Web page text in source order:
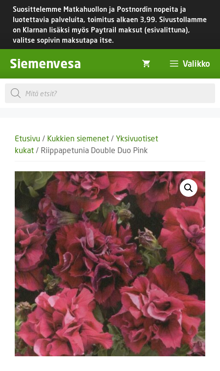
Siirry
sisältöön
Suosittelemme Matkahuollon ja Postnordin nopeita ja
luotettavia palveluita, toimitus alkaen 3,99. Sivustollamme
on Klarnan lisäksi myös Paytrail maksut (esivalittuna),
valitse sopivin maksutapa itse.
Siemenvesa Valikko
Products
search
Etusivu / Kukkien siemenet / Yksivuotiset
kukat / Riippapetunia Double Duo Pink